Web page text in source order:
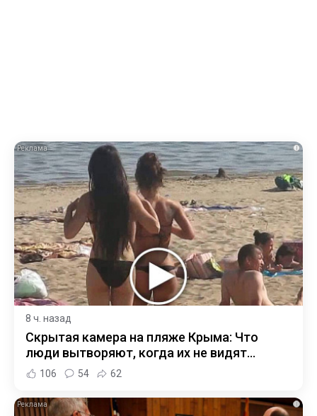
i
8 ч. назад
Скрытая камера на пляже Крыма: Что
люди вытворяют, когда их не видят...
106 54 62
i